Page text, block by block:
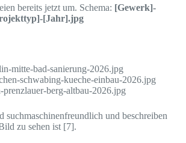
bereits jetzt um. Schema: [Gewerk]-
[Jahr].jpg
mitte-bad-sanierung-2026.jpg
schwabing-kueche-einbau-2026.jpg
berg-altbau-2026.jpg
suchmaschinenfreundlich und beschreiben
zu sehen ist [7].